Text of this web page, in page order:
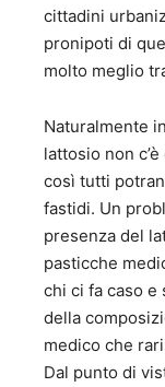
cittadini
pronipoti di
molto meglio
Naturalmente
lattosio non
così tutti
fastidi. Un
presenza del
pasticche
chi ci fa caso
della
medico che
Dal punto di